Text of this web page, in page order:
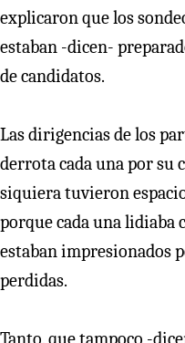
explicaron que los
estaban -dicen-
de candidatos.
Las dirigencias de los
derrota cada una por su
siquiera tuvieron
porque cada una lidiaba
estaban impresionados
perdidas.
Tanto, que tampoco -